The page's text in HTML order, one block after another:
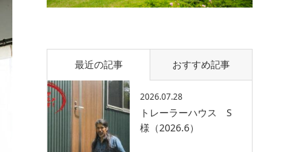
最近の記事 おすすめ記事
2026.07.28
トレーラーハウス S
様（2026.6）